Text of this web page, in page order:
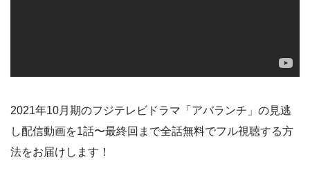
2021年10月期のフジテレビドラマ「アバランチ」の見逃
し配信動画を1話〜最終回まで全話無料でフル視聴する方
法をお届けします！